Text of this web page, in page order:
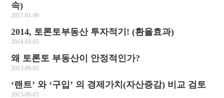
속)
2017-01-09
2014, 토론토부동산 투자적기! (환율효과)
2014-03-05
왜 토론토 부동산이 안정적인가?
2013-09-03
‘랜트’ 와 ‘구입’ 의 경제가치(자산증감) 비교 검토
2013-09-03